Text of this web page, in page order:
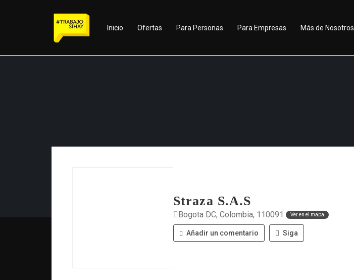
Inicio Ofertas Para Personas Para Empresas Más de Nosotros
Straza S.A.S
Bogota DC, Colombia, 110091 Ver en el mapa
Añadir un comentario Siga